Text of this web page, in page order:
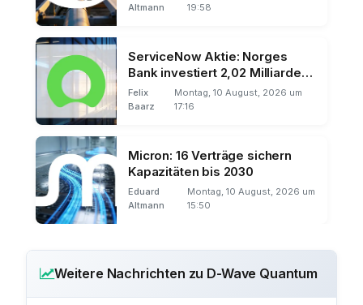
Altmann
19:58
ServiceNow Aktie: Norges
Bank investiert 2,02 Milliarden
Dollar
Felix
Baarz
Montag, 10 August, 2026 um
17:16
Micron: 16 Verträge sichern
Kapazitäten bis 2030
Eduard
Altmann
Montag, 10 August, 2026 um
15:50
Weitere Nachrichten zu D-Wave Quantum